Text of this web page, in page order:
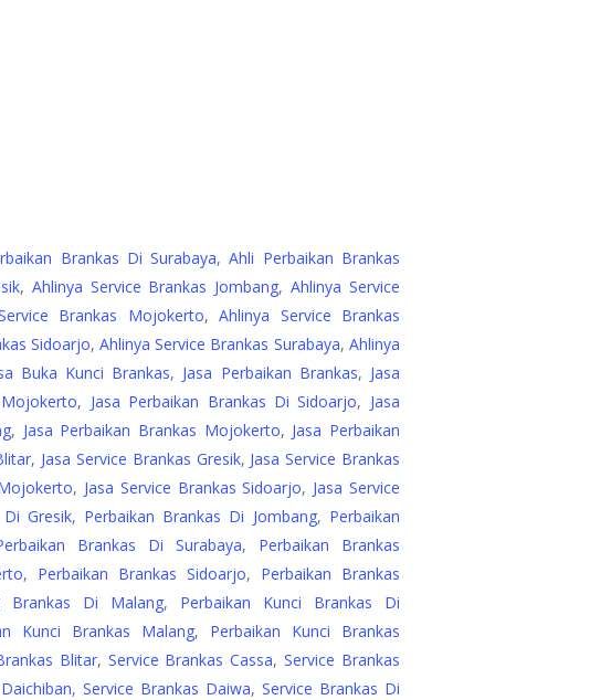
Brankas Di Surabaya,Ahli Perbaikan Brankas
, Ahlinya Service Brankas Jombang,Ahlinya Service
Brankas Mojokerto,Ahlinya Service Brankas
Sidoarjo, Ahlinya Service Brankas Surabaya, Ahlinya
Buka Kunci Brankas, Jasa Perbaikan Brankas, Jasa
, Jasa Perbaikan Brankas Di Sidoarjo, Jasa
, Jasa Perbaikan Brankas Mojokerto, Jasa Perbaikan
, Jasa Service Brankas Gresik, Jasa Service Brankas
, Jasa Service Brankas Sidoarjo, Jasa Service
Gresik, Perbaikan Brankas Di Jombang, Perbaikan
Brankas Di Surabaya, Perbaikan Brankas
, Perbaikan Brankas Sidoarjo, Perbaikan Brankas
Brankas Di Malang, Perbaikan Kunci Brankas Di
Kunci Brankas Malang, Perbaikan Kunci Brankas
Blitar, Service Brankas Cassa,Service Brankas
, Service Brankas Daiwa, Service Brankas Di